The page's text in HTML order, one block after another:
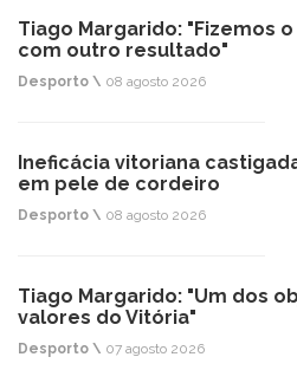
Tiago Margarido: "Fizemos
com outro resultado"
Desporto \ 08 agosto 2026
Ineficácia vitoriana
em pele de cordeiro
Desporto \ 08 agosto 2026
Tiago Margarido: "Um dos
valores do Vitória"
Desporto \ 07 agosto 2026